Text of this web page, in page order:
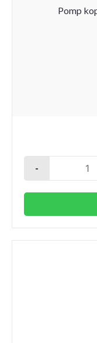
Pomp
-
koppelingenset